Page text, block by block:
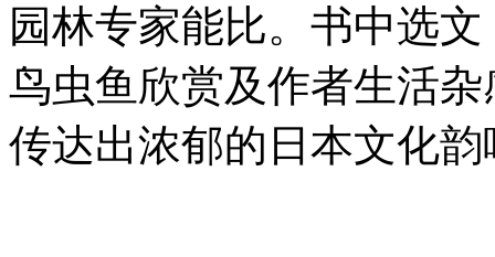
园林专家能比。书中选
鸟虫鱼欣赏及作者生活
传达出浓郁的日本文化